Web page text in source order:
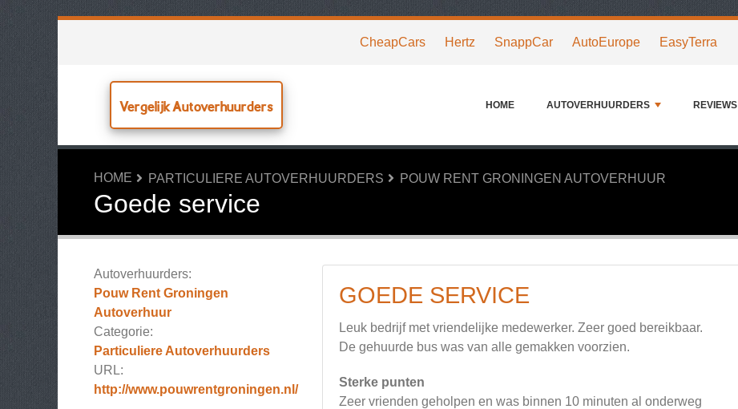
CheapCars Hertz SnappCar AutoEurope EasyTerra
Vergelijk Autoverhuurders HOME AUTOVERHUURDERS REVIEWS
HOME PARTICULIERE AUTOVERHUURDERS POUW RENT GRONINGEN AUTOVERHUUR
Goede service
Autoverhuurders:
Pouw Rent Groningen
Autoverhuur
Categorie:
Particuliere Autoverhuurders
URL:
http://www.pouwrentgroningen.nl/
GOEDE SERVICE
Leuk bedrijf met vriendelijke medewerker. Zeer goed bereikbaar.
De gehuurde bus was van alle gemakken voorzien.
Sterke punten
Zeer vrienden geholpen en was binnen 10 minuten al onderweg